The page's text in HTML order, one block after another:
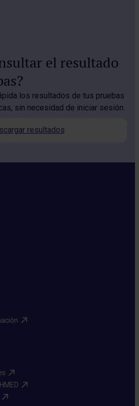
el resultado
los resultados de tus pruebas
sin necesidad de iniciar sesión.
resultados